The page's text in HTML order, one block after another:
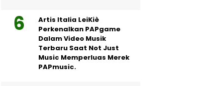
Artis Italia LeiKiè
Perkenalkan PAPgame
Dalam Video Musik
Terbaru Saat Not Just
Music Memperluas Merek
PAPmusic.